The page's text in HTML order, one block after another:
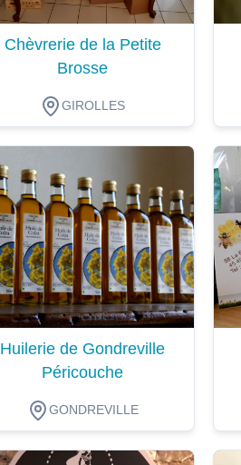
Chèvrerie de la Petite
Brosse
GIROLLES
Dégustation
Huilerie de Gondreville
Péricouche
GONDREVILLE